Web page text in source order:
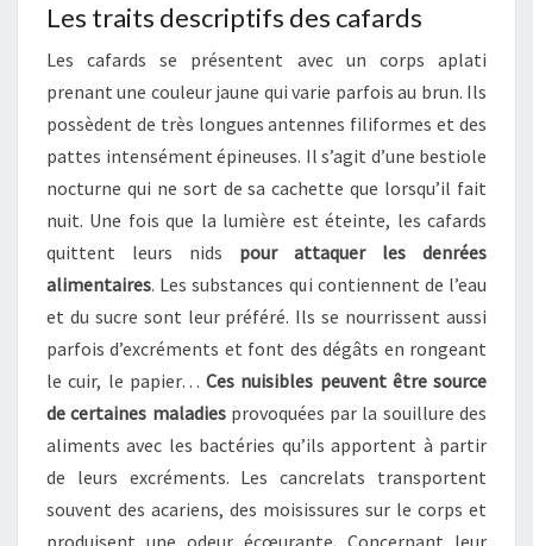
Les traits descriptifs des cafards
Les cafards se présentent avec un corps aplati
prenant une couleur jaune qui varie parfois au brun. Ils
possèdent de très longues antennes filiformes et des
pattes intensément épineuses. Il s’agit d’une bestiole
nocturne qui ne sort de sa cachette que lorsqu’il fait
nuit. Une fois que la lumière est éteinte, les cafards
quittent leurs nids pour attaquer les denrées
alimentaires. Les substances qui contiennent de l’eau
et du sucre sont leur préféré. Ils se nourrissent aussi
parfois d’excréments et font des dégâts en rongeant
le cuir, le papier… Ces nuisibles peuvent être source
de certaines maladiesprovoquées par la souillure des
aliments avec les bactéries qu’ils apportent à partir
de leurs excréments. Les cancrelats transportent
souvent des acariens, des moisissures sur le corps et